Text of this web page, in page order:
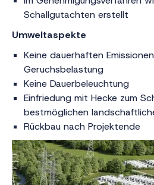
Schallgutachten erstellt
Umweltaspekte
Keine dauerhaften
Geruchsbelastung
Keine Dauerbeleuchtung
Einfriedung mit Hecke zum
bestmöglichen
Rückbau nach Projektende